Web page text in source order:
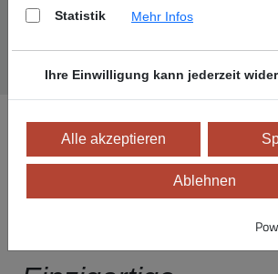
Sie befinden sich hier:Startseite
75°C
Statistik Mehr Infos
Ihre Einwilligung kann jederzeit
Alle akzeptieren
Ablehnen